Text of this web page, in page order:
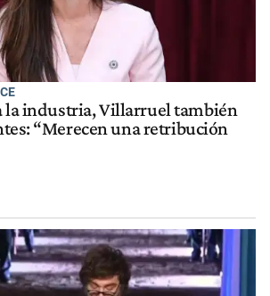
la industria, Villarruel también
“Merecen una retribución